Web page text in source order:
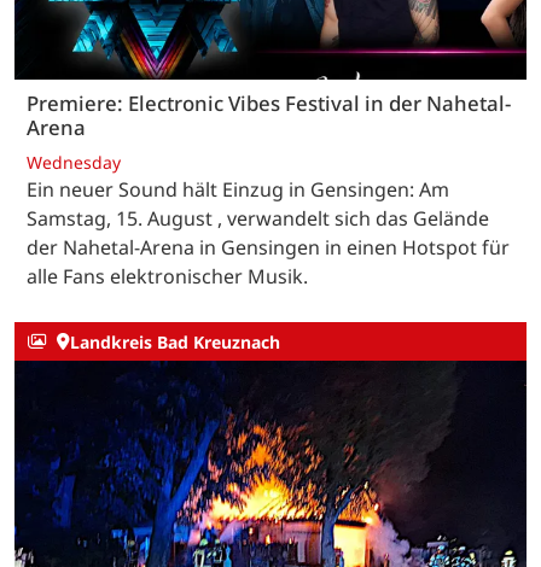
Premiere: Electronic Vibes Festival in der Nahetal-
Arena
Wednesday
Ein neuer Sound hält Einzug in Gensingen: Am
Samstag, 15. August , verwandelt sich das Gelände
der Nahetal-Arena in Gensingen in einen Hotspot für
alle Fans elektronischer Musik.
Landkreis Bad Kreuznach